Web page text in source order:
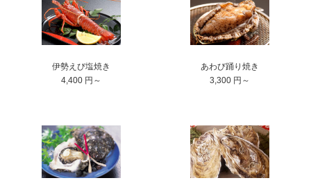
伊勢えび塩焼き
4,400 円～
あわび踊り焼き
3,300 円～